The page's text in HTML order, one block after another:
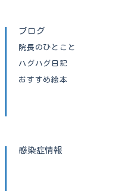
ブログ
院長のひとこと
ハグハグ日記
おすすめ絵本
感染症情報